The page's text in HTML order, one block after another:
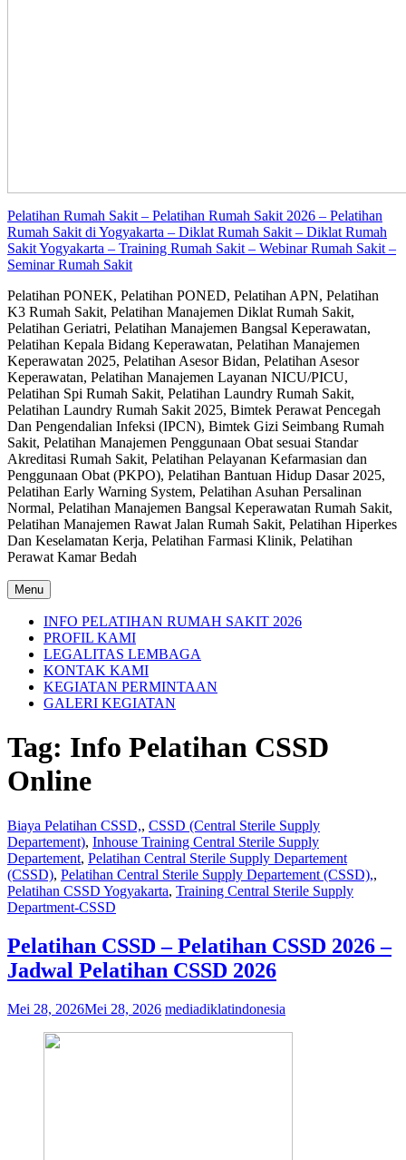
Pelatihan Rumah Sakit – Pelatihan Rumah Sakit 2026 – Pelatihan
Rumah Sakit di Yogyakarta – Diklat Rumah Sakit – Diklat Rumah
Sakit Yogyakarta – Training Rumah Sakit – Webinar Rumah Sakit –
Seminar Rumah Sakit
Pelatihan PONEK, Pelatihan PONED, Pelatihan APN, Pelatihan
K3 Rumah Sakit, Pelatihan Manajemen Diklat Rumah Sakit,
Pelatihan Geriatri, Pelatihan Manajemen Bangsal Keperawatan,
Pelatihan Kepala Bidang Keperawatan, Pelatihan Manajemen
Keperawatan 2025, Pelatihan Asesor Bidan, Pelatihan Asesor
Keperawatan, Pelatihan Manajemen Layanan NICU/PICU,
Pelatihan Spi Rumah Sakit, Pelatihan Laundry Rumah Sakit,
Pelatihan Laundry Rumah Sakit 2025, Bimtek Perawat Pencegah
Dan Pengendalian Infeksi (IPCN), Bimtek Gizi Seimbang Rumah
Sakit, Pelatihan Manajemen Penggunaan Obat sesuai Standar
Akreditasi Rumah Sakit, Pelatihan Pelayanan Kefarmasian dan
Penggunaan Obat (PKPO), Pelatihan Bantuan Hidup Dasar 2025,
Pelatihan Early Warning System, Pelatihan Asuhan Persalinan
Normal, Pelatihan Manajemen Bangsal Keperawatan Rumah Sakit,
Pelatihan Manajemen Rawat Jalan Rumah Sakit, Pelatihan Hiperkes
Dan Keselamatan Kerja, Pelatihan Farmasi Klinik, Pelatihan
Perawat Kamar Bedah
Menu
INFO PELATIHAN RUMAH SAKIT 2026
PROFIL KAMI
LEGALITAS LEMBAGA
KONTAK KAMI
KEGIATAN PERMINTAAN
GALERI KEGIATAN
Tag: Info Pelatihan CSSD
Online
Biaya Pelatihan CSSD,, CSSD (Central Sterile Supply
Departement), Inhouse Training Central Sterile Supply
Departement, Pelatihan Central Sterile Supply Departement
(CSSD), Pelatihan Central Sterile Supply Departement (CSSD),,
Pelatihan CSSD Yogyakarta, Training Central Sterile Supply
Department-CSSD
Pelatihan CSSD – Pelatihan CSSD 2026 –
Jadwal Pelatihan CSSD 2026
Mei 28, 2026Mei 28, 2026 mediadiklatindonesia